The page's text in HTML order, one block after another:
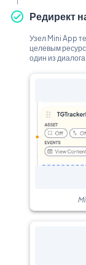
Редирект
Узел Mini App
целевым
один из